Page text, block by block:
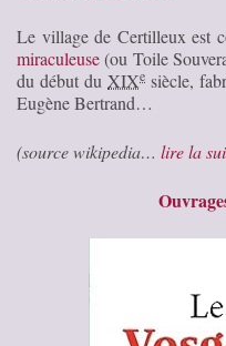
Le village de Certilleux est
miraculeuse(ou Toile
du début du XIXe siècle,
Eugène Bertrand…
(source wikipedia… lire la